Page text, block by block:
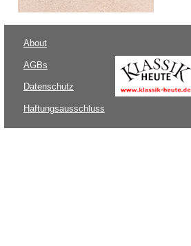
About
AGBs
Datenschutz
Haftungsausschluss